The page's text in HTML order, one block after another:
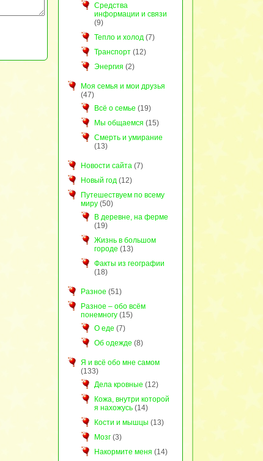
Средства
информации и связи
(9)
Тепло и холод(7)
Транспорт(12)
Энергия (2)
Моя семья и мои друзья
(47)
Всё о семье (19)
Мы общаемся (15)
Смерть и умирание
(13)
Новости сайта(7)
Новый год(12)
Путешествуем по всему
миру(50)
В деревне, на ферме
(19)
Жизнь в большом
городе (13)
Факты из географии
(18)
Разное (51)
Разное – обо всём
понемногу(15)
О еде (7)
Об одежде (8)
Я и всё обо мне самом
(133)
Дела кровные (12)
Кожа, внутри которой
я нахожусь(14)
Кости и мышцы (13)
Мозг(3)
Накормите меня (14)